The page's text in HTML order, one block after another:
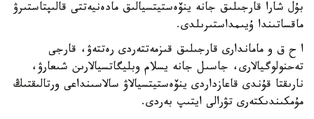
بۇل شارا قارجىلىق جانە ينۆەستيتسيالىق مادەنيەتتى قالىپتاستىرۋ
ماقساتىندا ۇيىمداستىرىلدى.
ا ح ق و ماماندارى قارجىلىق قىزمەتتەردى رەتتەۋ، قارجى
تەحنولوگيالارى، جاسىل جانە يسلام وبليگاتسيالارىن شىعارۋ،
نارىقتا قۇندى قاعازداردى ينۆەستيتسيالاۋ سالاسىنداعى ورتالىقتىڭ
مۇمكىندىكتەرى تۋرالى ايتىپ بەردى.